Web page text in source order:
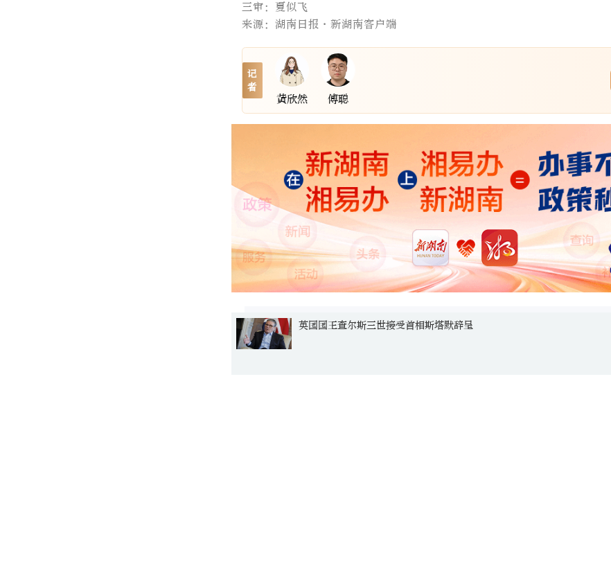
三审：夏似飞
来源：湖南日报·新湖南客户端
记
者
黄欣然 傅聪
版权作品，未经授权严禁转载。湖湘情怀，党媒立场，登录
英国国王查尔斯三世接受首相斯塔默辞呈